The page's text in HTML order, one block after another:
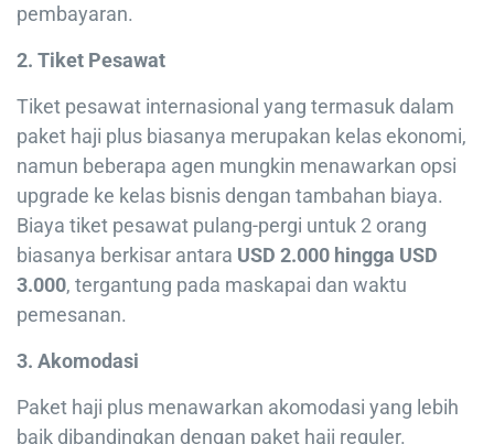
pembayaran.
2. Tiket Pesawat
Tiket pesawat internasional yang termasuk dalam
paket haji plus biasanya merupakan kelas ekonomi,
namun beberapa agen mungkin menawarkan opsi
upgrade ke kelas bisnis dengan tambahan biaya.
Biaya tiket pesawat pulang-pergi untuk 2 orang
biasanya berkisar antara USD 2.000 hingga USD
3.000, tergantung pada maskapai dan waktu
pemesanan.
3. Akomodasi
Paket haji plus menawarkan akomodasi yang lebih
baik dibandingkan dengan paket haji reguler.